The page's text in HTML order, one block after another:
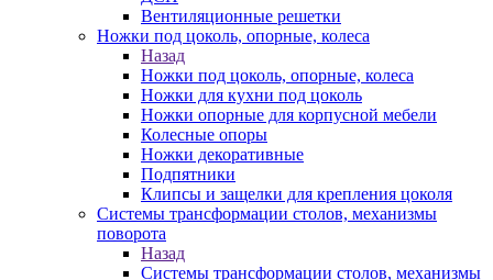
Вентиляционные решетки
Ножки под цоколь, опорные, колеса
Назад
Ножки под цоколь, опорные, колеса
Ножки для кухни под цоколь
Ножки опорные для корпусной мебели
Колесные опоры
Ножки декоративные
Подпятники
Клипсы и защелки для крепления цоколя
Системы трансформации столов, механизмы
поворота
Назад
Системы трансформации столов, механизмы